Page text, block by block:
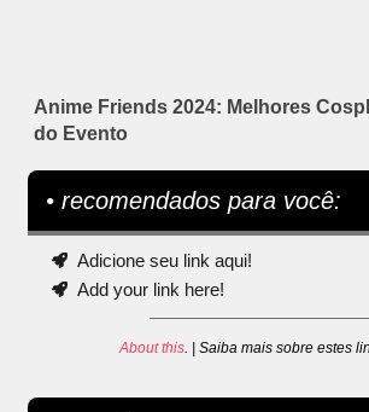
Anime Friends 2024: Melhores
do Evento
• recomendados para você:
Adicione seu link aqui!
Add your link here!
About this. | Saiba mais sobre estes